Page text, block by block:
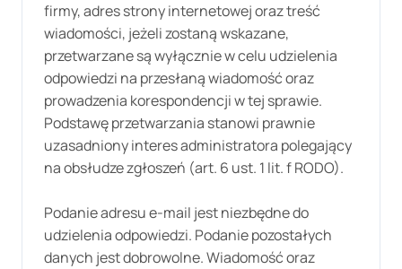
firmy, adres strony internetowej oraz treść
wiadomości, jeżeli zostaną wskazane,
przetwarzane są wyłącznie w celu udzielenia
odpowiedzi na przesłaną wiadomość oraz
prowadzenia korespondencji w tej sprawie.
Podstawę przetwarzania stanowi prawnie
uzasadniony interes administratora polegający
na obsłudze zgłoszeń (art. 6 ust. 1 lit. f RODO).
Podanie adresu e-mail jest niezbędne do
udzielenia odpowiedzi. Podanie pozostałych
danych jest dobrowolne. Wiadomość oraz